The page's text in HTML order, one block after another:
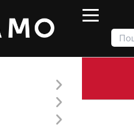
Водолазки